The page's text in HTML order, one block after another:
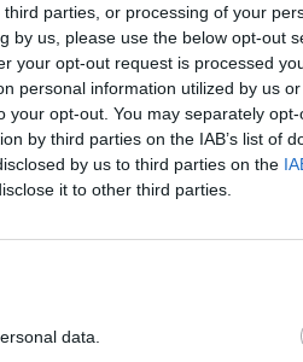
parties, or processing of your
by us, please use the below opt-out
your opt-out request is processed
personal information utilized by us
your opt-out. You may separately
by third parties on the IAB’s list of
by us to third parties on the
it to other third parties.
data.
wsparcia szczególnie istotny jest
na dofinansowaniu kosztów zużycia
problem, z którym borykają
prądem – ich rachunki za